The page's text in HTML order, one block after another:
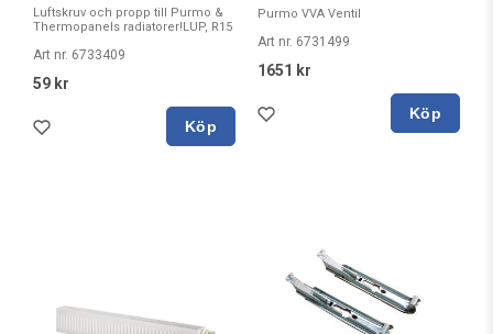
Luftskruv och propp till Purmo &
Thermopanels radiatorer!LUP, R15
Art nr. 6733409
59 kr
Köp
Purmo VVA Ventil
Art nr. 6731499
1651 kr
Köp